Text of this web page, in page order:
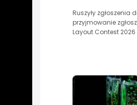
Ruszyły zgłoszenia
przyjmowanie
Layout Contest